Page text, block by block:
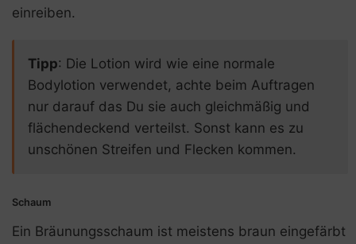
einreiben.
Tipp: Die Lotion wird wie eine normale
Bodylotion verwendet, achte beim Auftragen
nur darauf das Du sie auch gleichmäßig und
flächendeckend verteilst. Sonst kann es zu
unschönen Streifen und Flecken kommen.
Schaum
Ein Bräunungsschaum ist meistens braun eingefärbt